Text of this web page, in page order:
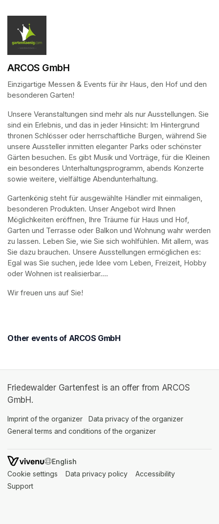
ARCOS GmbH
Einzigartige Messen & Events für ihr Haus, den Hof und den
besonderen Garten!
Unsere Veranstaltungen sind mehr als nur Ausstellungen. Sie
sind ein Erlebnis, und das in jeder Hinsicht: Im Hintergrund
thronen Schlösser oder herrschaftliche Burgen, während Sie
unsere Aussteller inmitten eleganter Parks oder schönster
Gärten besuchen. Es gibt Musik und Vorträge, für die Kleinen
ein besonderes Unterhaltungsprogramm, abends Konzerte
sowie weitere, vielfältige Abendunterhaltung.
Gartenkönig steht für ausgewählte Händler mit einmaligen,
besonderen Produkten. Unser Angebot wird Ihnen
Möglichkeiten eröffnen, Ihre Träume für Haus und Hof,
Garten und Terrasse oder Balkon und Wohnung wahr werden
zu lassen. Leben Sie, wie Sie sich wohlfühlen. Mit allem, was
Sie dazu brauchen. Unsere Ausstellungen ermöglichen es:
Egal was Sie suchen, jede Idee vom Leben, Freizeit, Hobby
oder Wohnen ist realisierbar….
Wir freuen uns auf Sie!
Other events of ARCOS GmbH
Friedewalder Gartenfest is an offer from ARCOS
GmbH.
Imprint of the organizer (opens in a new tab)
Data privacy of the organizer
General terms and conditions of the organizer
SWITCH LANGUAGE
Cookie settings (opens in a new tab)
Data privacy policy (opens in a new tab)
Accessibility
Support